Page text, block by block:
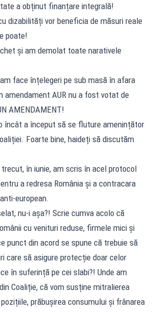
a obținut finanțare integrală!
dizabilități vor beneficia de măsuri reale
poate!
și am demolat toate narativele
face înțelegeri pe sub masă în afara
amendament AUR nu a fost votat de
AMENDAMENT!
încât a început să se fluture amenințător
Foarte bine, haideți să discutăm
în iunie, am scris în acel protocol
a redresa România și a contracara
european.
nu-i așa?! Scrie cumva acolo că
cu venituri reduse, firmele mici și
punct din acord se spune că trebuie să
care să asigure protecție doar celor
în suferință pe cei slabi?! Unde am
Coaliție, că vom susține mitralierea
prăbușirea consumului și frânarea